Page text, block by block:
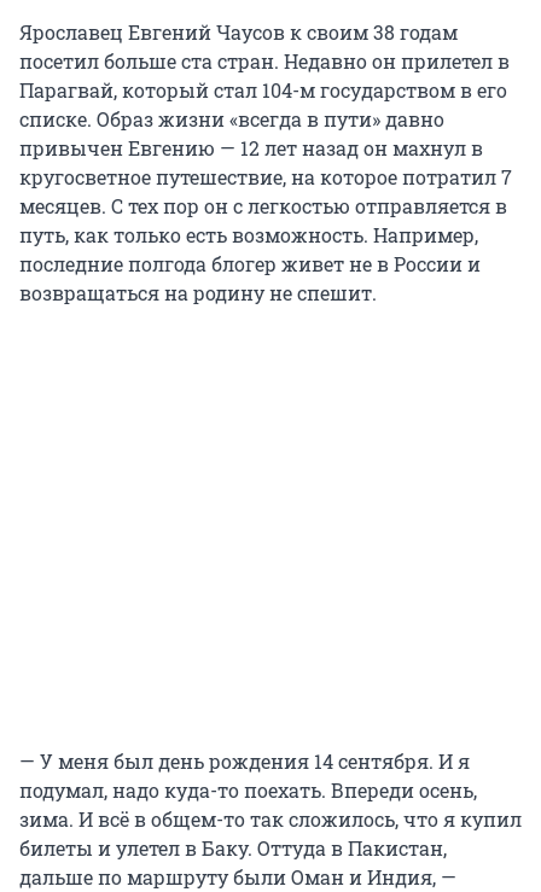
Ярославец Евгений Чаусов к своим 38 годам
посетил больше ста стран. Недавно он прилетел в
Парагвай, который стал 104-м государством в его
списке. Образ жизни «всегда в пути» давно
привычен Евгению — 12 лет назад он махнул в
кругосветное путешествие, на которое потратил 7
месяцев. С тех пор он с легкостью отправляется в
путь, как только есть возможность. Например,
последние полгода блогер живет не в России и
возвращаться на родину не спешит.
— У меня был день рождения 14 сентября. И я
подумал, надо куда-то поехать. Впереди осень,
зима. И всё в общем-то так сложилось, что я купил
билеты и улетел в Баку. Оттуда в Пакистан,
дальше по маршруту были Оман и Индия, —